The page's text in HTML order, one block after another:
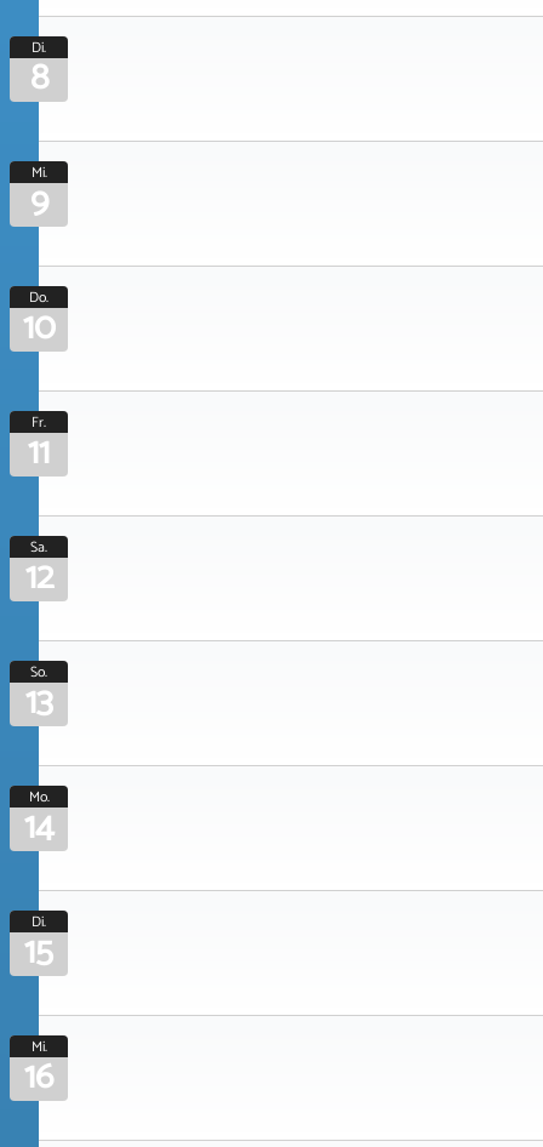
Di.
8
Mi.
9
Do.
10
Fr.
11
Sa.
12
So.
13
Mo.
14
Di.
15
Mi.
16